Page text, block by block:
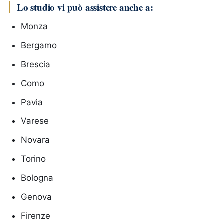
Lo studio vi può assistere anche a:
Monza
Bergamo
Brescia
Como
Pavia
Varese
Novara
Torino
Bologna
Genova
Firenze